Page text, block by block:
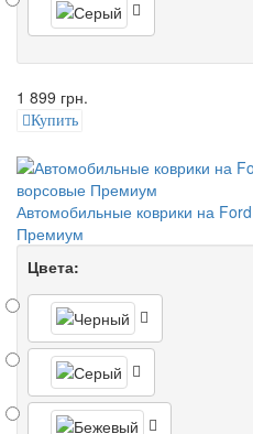
1 899 грн.
Купить
Автомобильные коврики на
Премиум
Цвета: